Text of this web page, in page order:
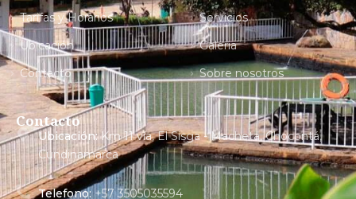
Tarifas y Horarios
Ubicación
Contacto
Servicios
Galeria
Sobre nosotros
Contacto
Ubicación:Km 11 vía, El Sisga - Macheta, Chocontá,
Cundinamarca
Telefono: +57 3505035594